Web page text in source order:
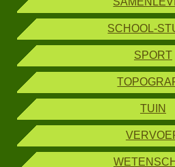
SCHOOL-
SPORT
TUIN